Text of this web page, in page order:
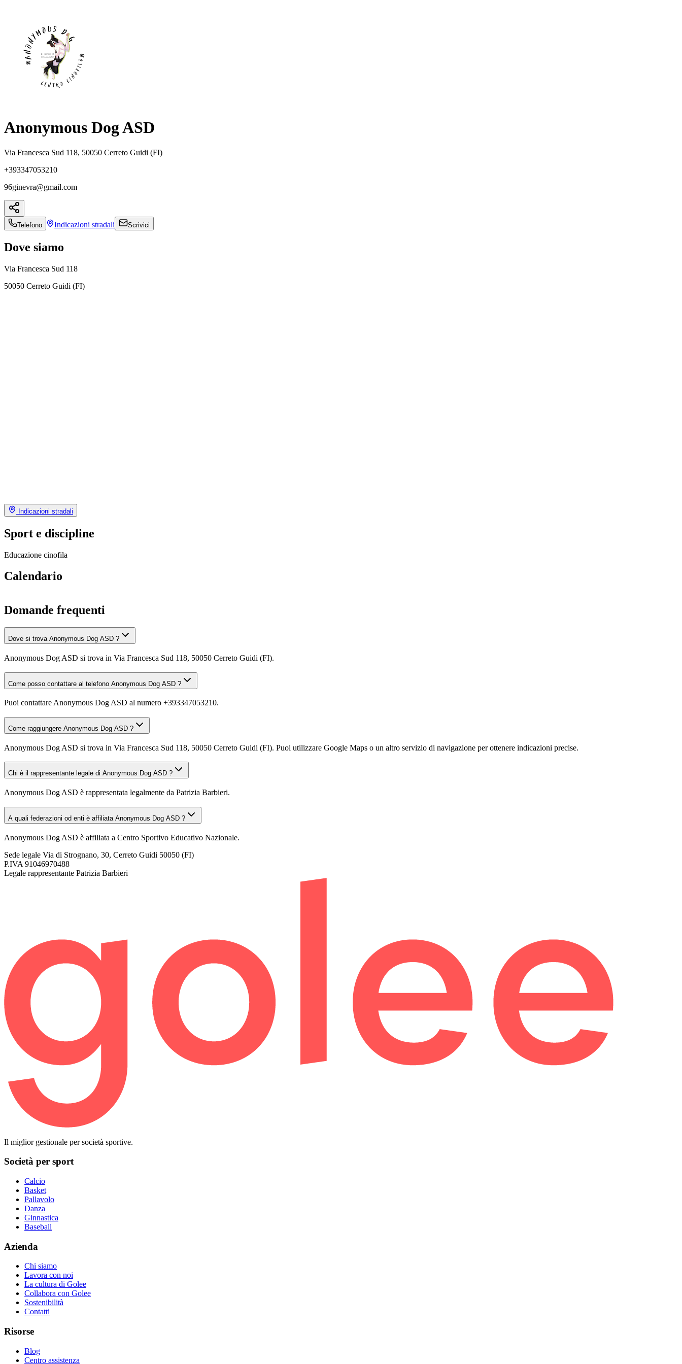
Anonymous Dog ASD
Via Francesca Sud 118, 50050 Cerreto Guidi (FI)
+393347053210
96ginevra@gmail.com
Telefono Indicazioni stradali Scrivici
Dove siamo
Via Francesca Sud 118
50050 Cerreto Guidi (FI)
Indicazioni stradali
Sport e discipline
Educazione cinofila
Calendario
Domande frequenti
Dove si trova Anonymous Dog ASD ?
Anonymous Dog ASD si trova in Via Francesca Sud 118, 50050 Cerreto Guidi (FI).
Come posso contattare al telefono Anonymous Dog ASD ?
Puoi contattare Anonymous Dog ASD al numero +393347053210.
Come raggiungere Anonymous Dog ASD ?
Anonymous Dog ASD si trova in Via Francesca Sud 118, 50050 Cerreto Guidi (FI). Puoi utilizzare Google Maps o un altro servizio di navigazione per ottenere indicazioni precise.
Chi è il rappresentante legale di Anonymous Dog ASD ?
Anonymous Dog ASD è rappresentata legalmente da Patrizia Barbieri.
A quali federazioni od enti è affiliata Anonymous Dog ASD ?
Anonymous Dog ASD è affiliata a Centro Sportivo Educativo Nazionale.
Sede legale Via di Strognano, 30, Cerreto Guidi 50050 (FI)
P.IVA 91046970488
Legale rappresentante Patrizia Barbieri
Il miglior gestionale per società sportive.
Società per sport
Calcio
Basket
Pallavolo
Danza
Ginnastica
Baseball
Azienda
Chi siamo
Lavora con noi
La cultura di Golee
Collabora con Golee
Sostenibilità
Contatti
Risorse
Blog
Centro assistenza